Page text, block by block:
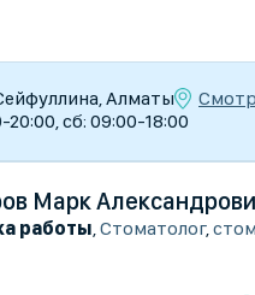
Алматы
сб: 09:00-18:00
Марк
работы,Стоматолог,